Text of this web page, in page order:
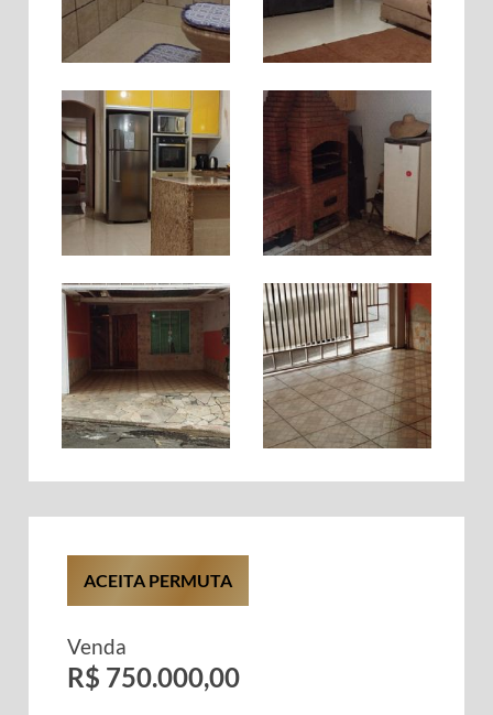
ACEITA PERMUTA
Venda
R$ 750.000,00